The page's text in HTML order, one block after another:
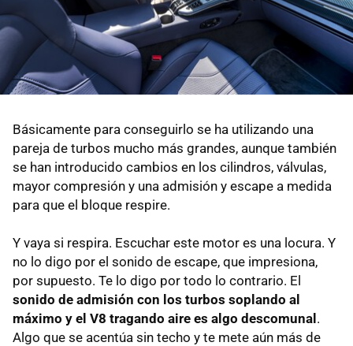
Básicamente para conseguirlo se ha utilizando una
pareja de turbos mucho más grandes, aunque también
se han introducido cambios en los cilindros, válvulas,
mayor compresión y una admisión y escape a medida
para que el bloque respire.
Y vaya si respira. Escuchar este motor es una locura. Y
no lo digo por el sonido de escape, que impresiona,
por supuesto. Te lo digo por todo lo contrario. El
sonido de admisión con los turbos soplando al
máximo y el V8 tragando aire es algo descomunal.
Algo que se acentúa sin techo y te mete aún más de